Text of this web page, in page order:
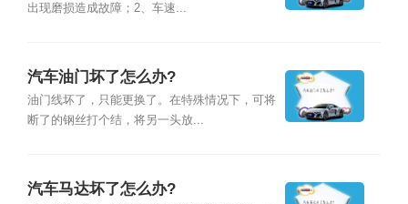
出现磨损造成故障；2、车速...
汽车油门坏了怎么办?
油门线坏了，只能更换了。在特殊情况下，可将
断了的钢丝打个结，将另一头放...
汽车马达坏了怎么办?